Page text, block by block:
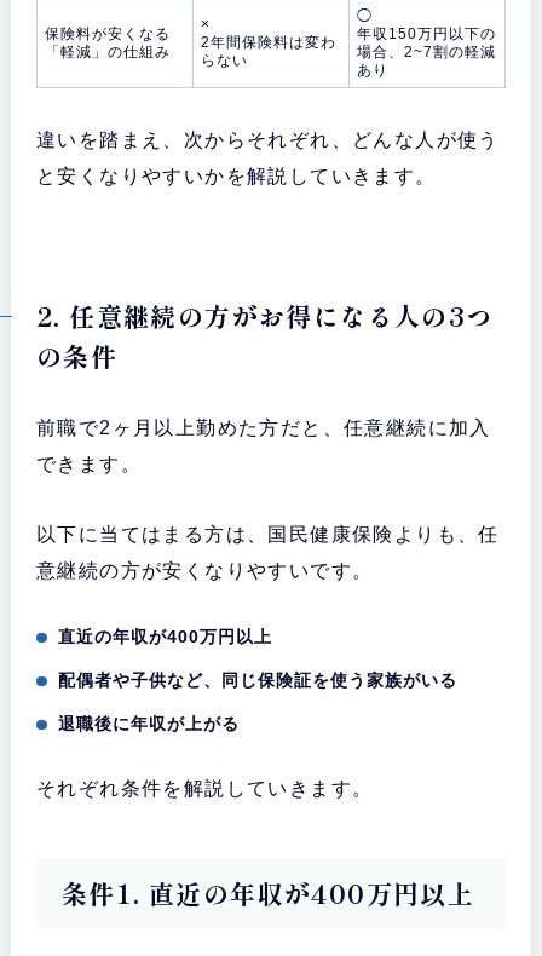
保険料が安くなる
「軽減」の仕組み
×
2年間保険料は変わ
らない
◯
年収150万円以下の
場合、2~7割の軽減
あり
違いを踏まえ、次からそれぞれ、どんな人が使う
と安くなりやすいかを解説していきます。
2. 任意継続の方がお得になる人の3つ
の条件
前職で2ヶ月以上勤めた方だと、任意継続に加入
できます。
以下に当てはまる方は、国民健康保険よりも、任
意継続の方が安くなりやすいです。
直近の年収が400万円以上
配偶者や子供など、同じ保険証を使う家族がいる
退職後に年収が上がる
それぞれ条件を解説していきます。
条件1. 直近の年収が400万円以上